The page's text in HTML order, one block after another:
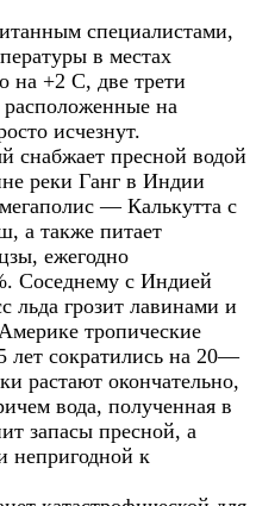
специалистами,
в местах
на +2 С, две трети
на
исчезнут.
снабжает пресной водой
реки Ганг в Индии
— Калькутта с
а также питает
ежегодно
Соседнему с Индией
льда грозит лавинами и
тропические
лет сократились на 20—
растают окончательно,
вода, полученная в
запасы пресной, а
непригодной к